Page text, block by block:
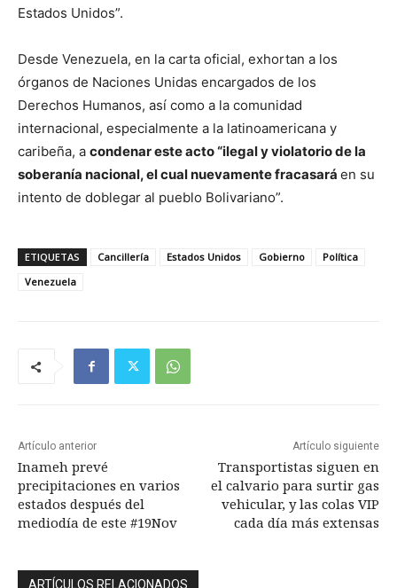
Estados Unidos”.
Desde Venezuela, en la carta oficial, exhortan a los
órganos de Naciones Unidas encargados de los
Derechos Humanos, así como a la comunidad
internacional, especialmente a la latinoamericana y
caribeña, a condenar este acto “ilegal y violatorio de la
soberanía nacional, el cual nuevamente fracasará en su
intento de doblegar al pueblo Bolivariano”.
ETIQUETAS Cancillería Estados Unidos Gobierno
Política
Venezuela
Artículo anterior
Inameh prevé
precipitaciones en varios
estados después del
mediodía de este #19Nov
Artículo siguiente
Transportistas siguen en
el calvario para surtir gas
vehicular, y las colas VIP
cada día más extensas
ARTÍCULOS RELACIONADOS